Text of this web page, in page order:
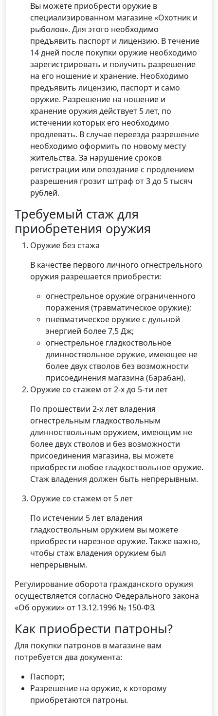
Вы можете приобрести оружие в
специализированном магазине «Охотник и
рыболов». Для этого необходимо
предъявить паспорт и лицензию. В течение
14 дней после покупки оружие необходимо
зарегистрировать и получить разрешение
на его ношение и хранение. Необходимо
предъявить лицензию, паспорт и само
оружие. Разрешение на ношение и
хранение оружия действует 5 лет, по
истечении которых его необходимо
продлевать. В случае переезда разрешение
необходимо оформить по новому месту
жительства. За нарушение сроков
регистрации или опоздание с продлением
разрешения грозит штраф от 3 до 5 тысяч
рублей.
Требуемый стаж для
приобретения оружия
Оружие без стажа
В качестве первого личного огнестрельного
оружия разрешается приобрести:
огнестрельное оружие ограниченного
поражения (травматическое оружие);
пневматическое оружие с дульной
энергией более 7,5 Дж;
огнестрельное гладкоствольное
длинноствольное оружие, имеющее не
более двух стволов без возможности
присоединения магазина (барабан).
Оружие со стажем от 2-х до 5-ти лет
По прошествии 2-х лет владения
огнестрельным гладкоствольным
длинноствольным оружием, имеющим не
более двух стволов и без возможности
присоединения магазина, вы можете
приобрести любое гладкоствольное оружие.
Стаж владения должен быть непрерывным.
Оружие со стажем от 5 лет
По истечении 5 лет владения
гладкоствольным оружием вы можете
приобрести нарезное оружие. Также важно,
чтобы стаж владения оружием был
непрерывным.
Регулирование оборота гражданского оружия
осуществляется согласно Федерального закона
«Об оружии» от 13.12.1996 № 150-ФЗ.
Как приобрести патроны?
Для покупки патронов в магазине вам
потребуется два документа:
Паспорт;
Разрешение на оружие, к которому
приобретаются патроны.